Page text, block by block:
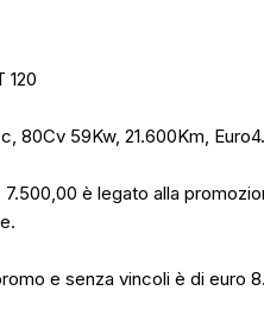
120
80Cv 59Kw, 21.600Km, Euro4.
è legato alla
e senza vincoli è di euro